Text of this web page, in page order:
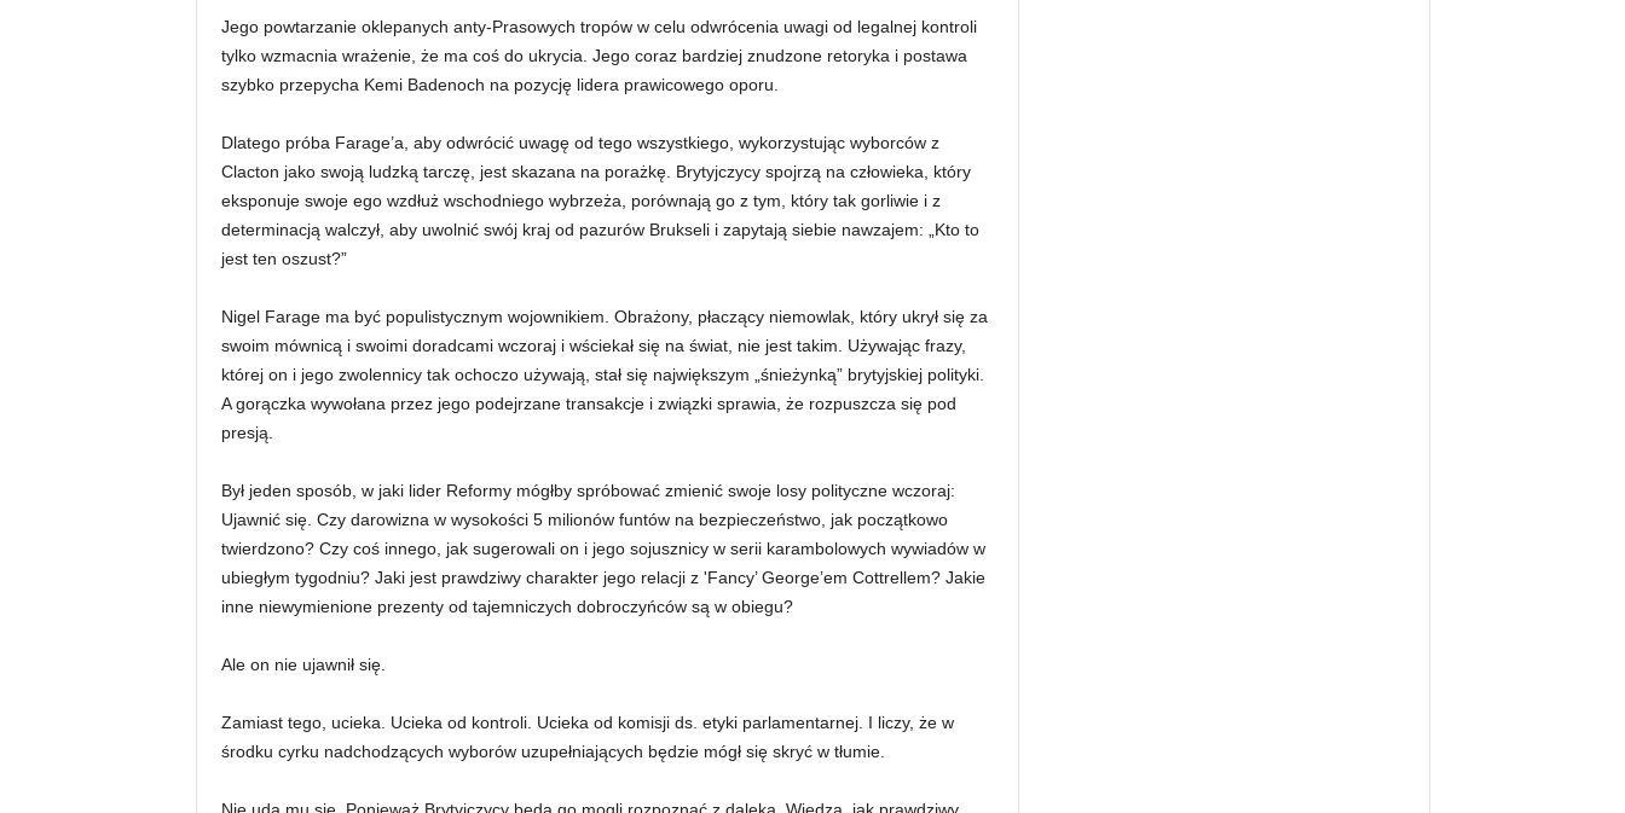
Jego powtarzanie oklepanych anty-Prasowych tropów w celu odwrócenia uwagi od legalnej kontroli
tylko wzmacnia wrażenie, że ma coś do ukrycia. Jego coraz bardziej znudzone retoryka i postawa
szybko przepycha Kemi Badenoch na pozycję lidera prawicowego oporu.
Dlatego próba Farage’a, aby odwrócić uwagę od tego wszystkiego, wykorzystując wyborców z
Clacton jako swoją ludzką tarczę, jest skazana na porażkę. Brytyjczycy spojrzą na człowieka, który
eksponuje swoje ego wzdłuż wschodniego wybrzeża, porównają go z tym, który tak gorliwie i z
determinacją walczył, aby uwolnić swój kraj od pazurów Brukseli i zapytają siebie nawzajem: „Kto to
jest ten oszust?”
Nigel Farage ma być populistycznym wojownikiem. Obrażony, płaczący niemowlak, który ukrył się za
swoim mównicą i swoimi doradcami wczoraj i wściekał się na świat, nie jest takim. Używając frazy,
której on i jego zwolennicy tak ochoczo używają, stał się największym „śnieżynką” brytyjskiej polityki.
A gorączka wywołana przez jego podejrzane transakcje i związki sprawia, że rozpuszcza się pod
presją.
Był jeden sposób, w jaki lider Reformy mógłby spróbować zmienić swoje losy polityczne wczoraj:
Ujawnić się. Czy darowizna w wysokości 5 milionów funtów na bezpieczeństwo, jak początkowo
twierdzono? Czy coś innego, jak sugerowali on i jego sojusznicy w serii karambolowych wywiadów w
ubiegłym tygodniu? Jaki jest prawdziwy charakter jego relacji z 'Fancy’ George’em Cottrellem? Jakie
inne niewymienione prezenty od tajemniczych dobroczyńców są w obiegu?
Ale on nie ujawnił się.
Zamiast tego, ucieka. Ucieka od kontroli. Ucieka od komisji ds. etyki parlamentarnej. I liczy, że w
środku cyrku nadchodzących wyborów uzupełniających będzie mógł się skryć w tłumie.